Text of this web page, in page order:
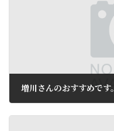
増川さんのおすすめです。